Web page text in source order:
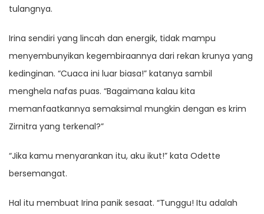
tulangnya.
Irina sendiri yang lincah dan energik, tidak mampu
menyembunyikan kegembiraannya dari rekan krunya yang
kedinginan. “Cuaca ini luar biasa!” katanya sambil
menghela nafas puas. “Bagaimana kalau kita
memanfaatkannya semaksimal mungkin dengan es krim
Zirnitra yang terkenal?”
“Jika kamu menyarankan itu, aku ikut!” kata Odette
bersemangat.
Hal itu membuat Irina panik sesaat. “Tunggu! Itu adalah